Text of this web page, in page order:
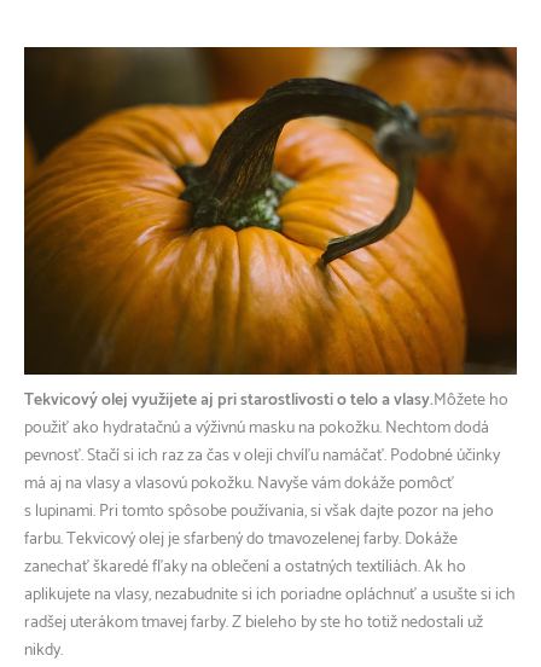
Tekvicový olej využijete aj pri starostlivosti o telo a vlasy.Môžete ho
použiť ako hydratačnú a výživnú masku na pokožku. Nechtom dodá
pevnosť. Stačí si ich raz za čas v oleji chvíľu namáčať. Podobné účinky
má aj na vlasy a vlasovú pokožku. Navyše vám dokáže pomôcť
s lupinami. Pri tomto spôsobe používania, si však dajte pozor na jeho
farbu. Tekvicový olej je sfarbený do tmavozelenej farby. Dokáže
zanechať škaredé fľaky na oblečení a ostatných textíliách. Ak ho
aplikujete na vlasy, nezabudnite si ich poriadne opláchnuť a usušte si ich
radšej uterákom tmavej farby. Z bieleho by ste ho totiž nedostali už
nikdy.